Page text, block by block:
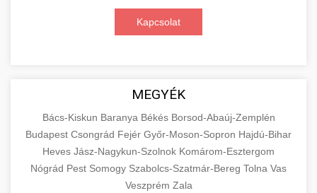
Kapcsolat
MEGYÉK
Bács-Kiskun Baranya Békés Borsod-Abaúj-Zemplén
Budapest Csongrád Fejér Győr-Moson-Sopron Hajdú-Bihar
Heves Jász-Nagykun-Szolnok Komárom-Esztergom
Nógrád Pest Somogy Szabolcs-Szatmár-Bereg Tolna Vas
Veszprém Zala